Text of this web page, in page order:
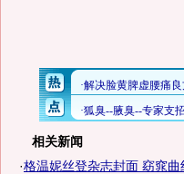
相关新闻
·格温妮丝登杂志封面 窈窕